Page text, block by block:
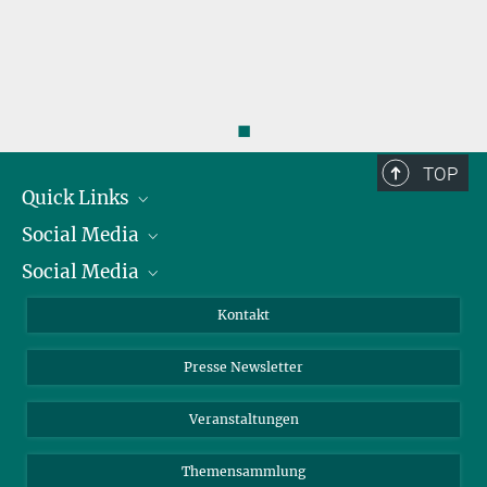
◼
TOP
Quick Links
Präsident
Zahlen und Fakten
Social Media
Bluesky
TikTok
Social Media
Instagram
YouTube
Kontakt
Presse Newsletter
Veranstaltungen
Themensammlung